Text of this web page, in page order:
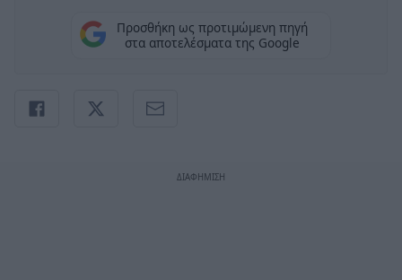
Προσθήκη ως προτιμώμενη πηγή
στα αποτελέσματα της Google